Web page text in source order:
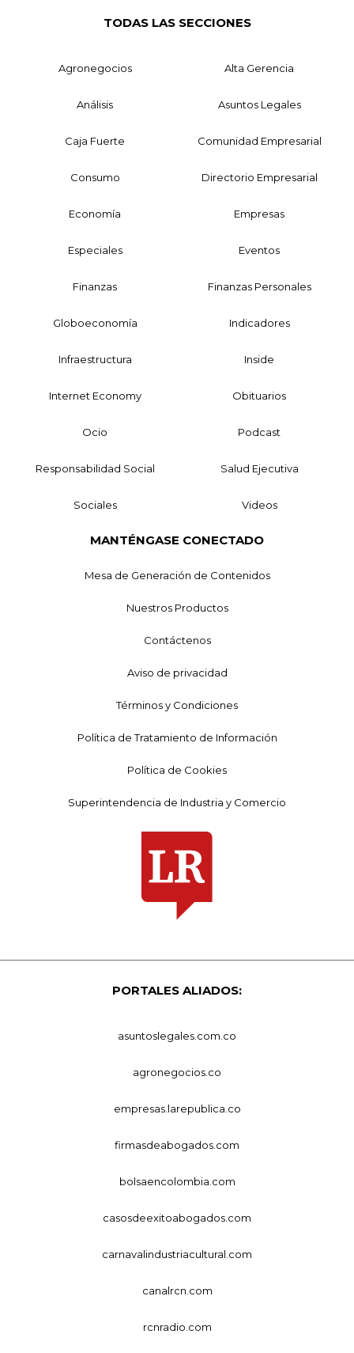
TODAS LAS SECCIONES
Agronegocios Alta Gerencia
Análisis Asuntos Legales
Caja Fuerte Comunidad Empresarial
Consumo Directorio Empresarial
Economía Empresas
Especiales Eventos
Finanzas Finanzas Personales
Globoeconomía Indicadores
Infraestructura Inside
Internet Economy Obituarios
Ocio Podcast
Responsabilidad Social Salud Ejecutiva
Sociales Videos
MANTÉNGASE CONECTADO
Mesa de Generación de Contenidos
Nuestros Productos
Contáctenos
Aviso de privacidad
Términos y Condiciones
Política de Tratamiento de Información
Política de Cookies
Superintendencia de Industria y Comercio
PORTALES ALIADOS:
asuntoslegales.com.co
agronegocios.co
empresas.larepublica.co
firmasdeabogados.com
bolsaencolombia.com
casosdeexitoabogados.com
carnavalindustriacultural.com
canalrcn.com
rcnradio.com